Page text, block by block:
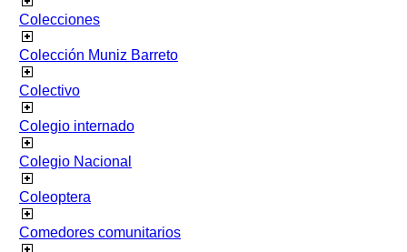
Colecciones
Colección Muniz Barreto
Colectivo
Colegio internado
Colegio Nacional
Coleoptera
Comedores comunitarios